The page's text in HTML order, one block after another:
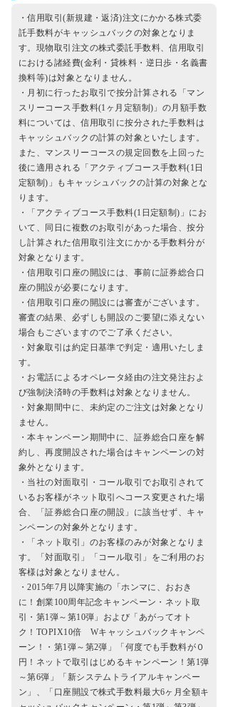
・信用取引(新規建・返済)注文にかかる株式委
託手数料がキャッシュバックの対象となりま
す。現物取引注文の株式委託手数料、信用取引
における諸経費(金利・貸株料・逆日歩・名義書
換料等)は対象となりません。
・月初に行ったお取引で按分計算される「マン
スリーコース手数料(1ヶ月定額制)」の月額手数
料については、信用取引に按分された手数料は
キャッシュバックの計算の対象といたします。
また、マンスリーコースの規定回数を上回った
後に適用される「アクティブコース手数料(1日
定額制)」もキャッシュバックの計算の対象とな
ります。
・「アクティブコース手数料(1日定額制)」にお
いて、同日に複数のお取引があった場合、按分
し計算された信用取引注文にかかる手数料分が
対象となります。
・信用取引口座の開設には、事前に証券総合口
座の開設が必要になります。
・信用取引口座の開設には審査がございます。
審査の結果、必ずしも開設のご要望に添えない
場合もございますのでご了承ください。
・対象取引は約定日基準で判定・適用いたしま
す。
・お電話によるオペレータ経由の注文発注およ
び強制決済時の手数料は対象となりません。
・対象期間中に、未約定のご注文は対象となり
ません。
・本キャンペーン期間中に、証券総合口座を解
約し、再度開設された場合はキャンペーンの対
象外となります。
・当社の対面取引・コール取引でお取引されて
いるお客様がネット取引へコース変更された場
合、「証券総合口座の開設」に該当せず、キャ
ンペーンの対象外となります。
・「ネット取引」のお客様のみが対象となりま
す。「対面取引」「コール取引」をご利用のお
客様は対象となりません。
・2015年7月以降実施の「ホンマに、おおき
に！創業100周年記念キャンペーン・ネット取
引・第1弾～第10弾」および「あがってオト
ク！TOPIX10倍 Wキャッシュバックキャンペ
ーン！・第1弾～第2弾」「何度でも手数料が０
円！ネットで取引はじめるキャンペーン！第1弾
～第6弾」「新システムトライアルキャンペー
ン」、「口座開設で株式手数料最大6ヶ月全額キ